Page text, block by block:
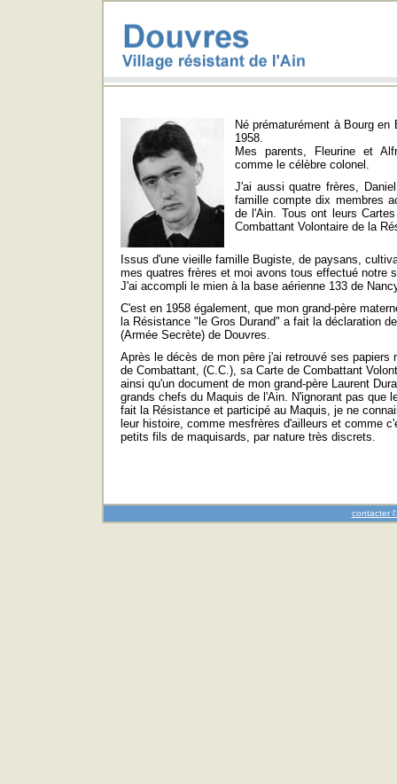
Né prématurément à Bourg
1958.
Mes parents, Fleurine et
comme le célèbre colonel.
J'ai aussi quatre frères,
famille compte dix membres
de l'Ain. Tous ont leurs
Combattant Volontaire de la
Issus d'une vieille famille Bugiste, de paysans,
mes quatres frères et moi avons tous effectué notre
J'ai accompli le mien à la base aérienne 133 de
C'est en 1958 également, que mon grand-père
la Résistance "le Gros Durand" a fait la déclaration
(Armée Secrète) de Douvres.
Après le décès de mon père j'ai retrouvé ses
de Combattant, (C.C.), sa Carte de Combattant
ainsi qu'un document de mon grand-père Laurent
grands chefs du Maquis de l'Ain. N'ignorant pas que
fait la Résistance et participé au Maquis, je ne
leur histoire, comme mesfrères d'ailleurs et comme
petits fils de maquisards, par nature très discrets.
contacter